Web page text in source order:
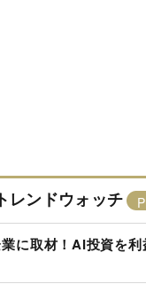
トレンドウォッチ
に取材！AI投資を